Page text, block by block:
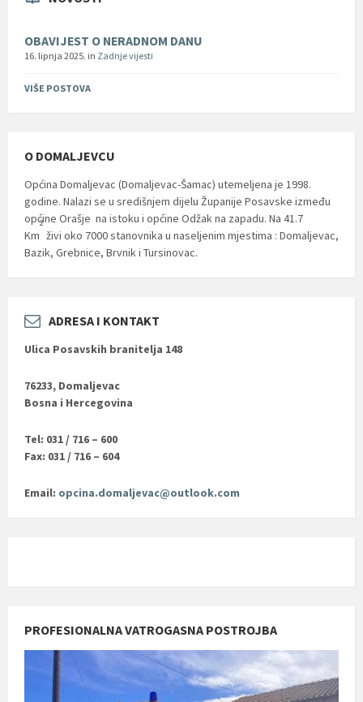
OBAVIJEST O NERADNOM DANU
16. lipnja 2025. in Zadnje vijesti
VIŠE POSTOVA
O DOMALJEVCU
Općina Domaljevac (Domaljevac-Šamac) utemeljena je 1998.
godine. Nalazi se u središnjem dijelu Županije Posavske između
općine Orašje na istoku i općine Odžak na zapadu. Na 41.7
Km
2
živi oko 7000 stanovnika u naseljenim mjestima : Domaljevac,
Bazik, Grebnice, Brvnik i Tursinovac.
ADRESA I KONTAKT
Ulica Posavskih branitelja 148
76233, Domaljevac
Bosna i Hercegovina
Tel: 031 / 716 – 600
Fax: 031 / 716 – 604
Email: opcina.domaljevac@outlook.com
PROFESIONALNA VATROGASNA POSTROJBA